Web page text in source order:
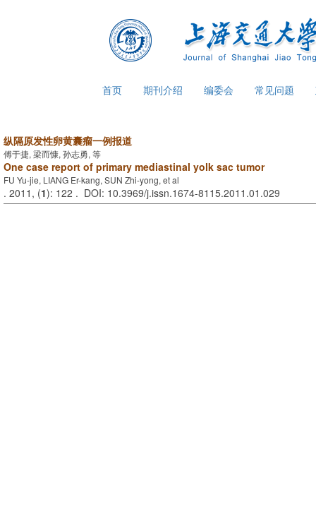
首页 期刊介绍 编委会 常见问题
纵隔原发性卵黄囊瘤一例报道
傅于捷, 梁而慷, 孙志勇, 等
One case report of primary mediastinal yolk sac tumor
FU Yu-jie, LIANG Er-kang, SUN Zhi-yong, et al
. 2011, (1): 122 . DOI: 10.3969/j.issn.1674-8115.2011.01.029